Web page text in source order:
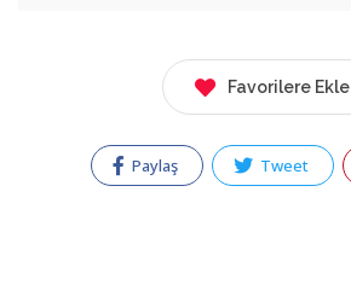
Favorilere Ekle
Paylaş Tweet